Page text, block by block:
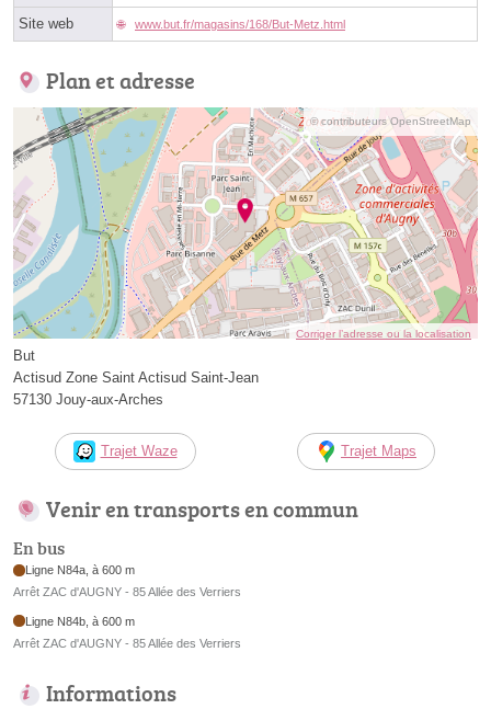
Site web www.but.fr/magasins/168/But-Metz.html
Plan et adresse
© contributeurs OpenStreetMap
Corriger l’adresse ou la localisation
But
Actisud Zone Saint Actisud Saint-Jean
57130 Jouy-aux-Arches
Trajet Waze Trajet Maps
Venir en transports en commun
En bus
Ligne N84a, à 600 m
Arrêt ZAC d'AUGNY - 85 Allée des Verriers
Ligne N84b, à 600 m
Arrêt ZAC d'AUGNY - 85 Allée des Verriers
Informations